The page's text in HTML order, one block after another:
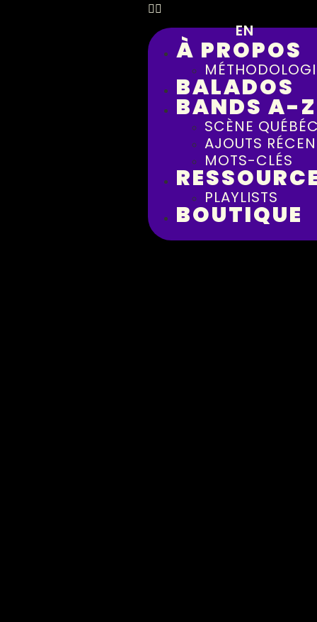
EN
À PROPOS
BALADOS
BANDS A-Z
SCÈNE
AJOUTS
MOTS-CLÉS
PLAYLISTS
BOUTIQUE